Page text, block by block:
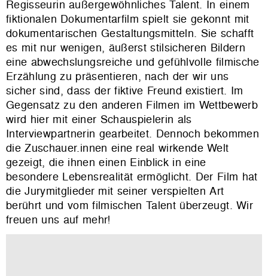
Regisseurin außergewöhnliches Talent. In einem
fiktionalen Dokumentarfilm spielt sie gekonnt mit
dokumentarischen Gestaltungsmitteln. Sie schafft
es mit nur wenigen, äußerst stilsicheren Bildern
eine abwechslungsreiche und gefühlvolle filmische
Erzählung zu präsentieren, nach der wir uns
sicher sind, dass der fiktive Freund existiert. Im
Gegensatz zu den anderen Filmen im Wettbewerb
wird hier mit einer Schauspielerin als
Interviewpartnerin gearbeitet. Dennoch bekommen
die Zuschauer.innen eine real wirkende Welt
gezeigt, die ihnen einen Einblick in eine
besondere Lebensrealität ermöglicht. Der Film hat
die Jurymitglieder mit seiner verspielten Art
berührt und vom filmischen Talent überzeugt. Wir
freuen uns auf mehr!